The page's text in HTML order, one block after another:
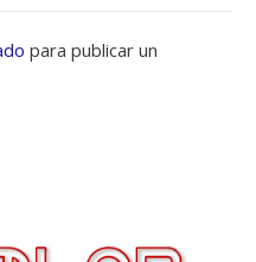
para publicar un